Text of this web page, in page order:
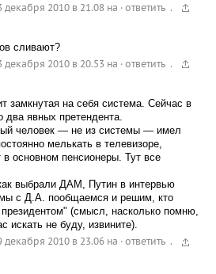
декабря 2010 в 21.08на · ответить .
сливают?
декабря 2010 в 20.53 на · ответить .
замкнутая на себя система. Сейчас в
два явных претендента.
человек — не из системы — имел
мелькать в телевизоре,
в основном пенсионеры. Тут все
выбрали ДАМ, Путин в интервью
с Д.А. пообщаемся и решим, кто
(смысл, насколько помню,
искать не буду, извините).
декабря 2010 в 23.06на · ответить .